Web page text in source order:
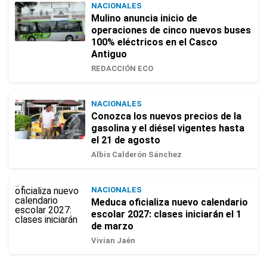
NACIONALES
Mulino anuncia inicio de
operaciones de cinco nuevos buses
100% eléctricos en el Casco
Antiguo
REDACCIÓN ECO
NACIONALES
Conozca los nuevos precios de la
gasolina y el diésel vigentes hasta
el 21 de agosto
Albis Calderón Sánchez
NACIONALES
Meduca oficializa nuevo calendario
escolar 2027: clases iniciarán el 1
de marzo
Vivian Jaén